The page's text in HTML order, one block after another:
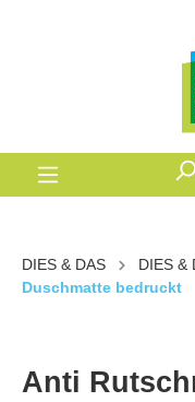
DIES & DAS
DIES &
Duschmatte bedruckt
Anti